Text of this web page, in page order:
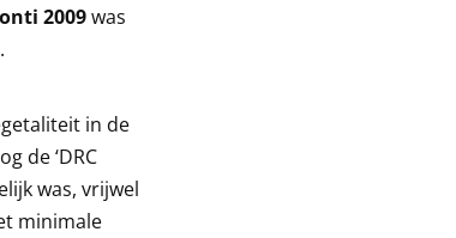
2009was
in de
de ‘DRC
was, vrijwel
minimale